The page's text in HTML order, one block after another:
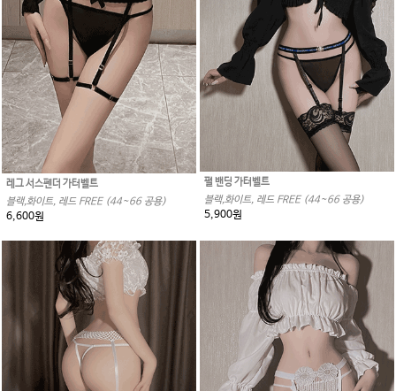
레그 서스펜더 가터벨트
블랙,화이트, 레드 FREE (44~66 공용)
6,600원
펄 밴딩 가터벨트
블랙,화이트, 레드 FREE (44~66 공용)
5,900원